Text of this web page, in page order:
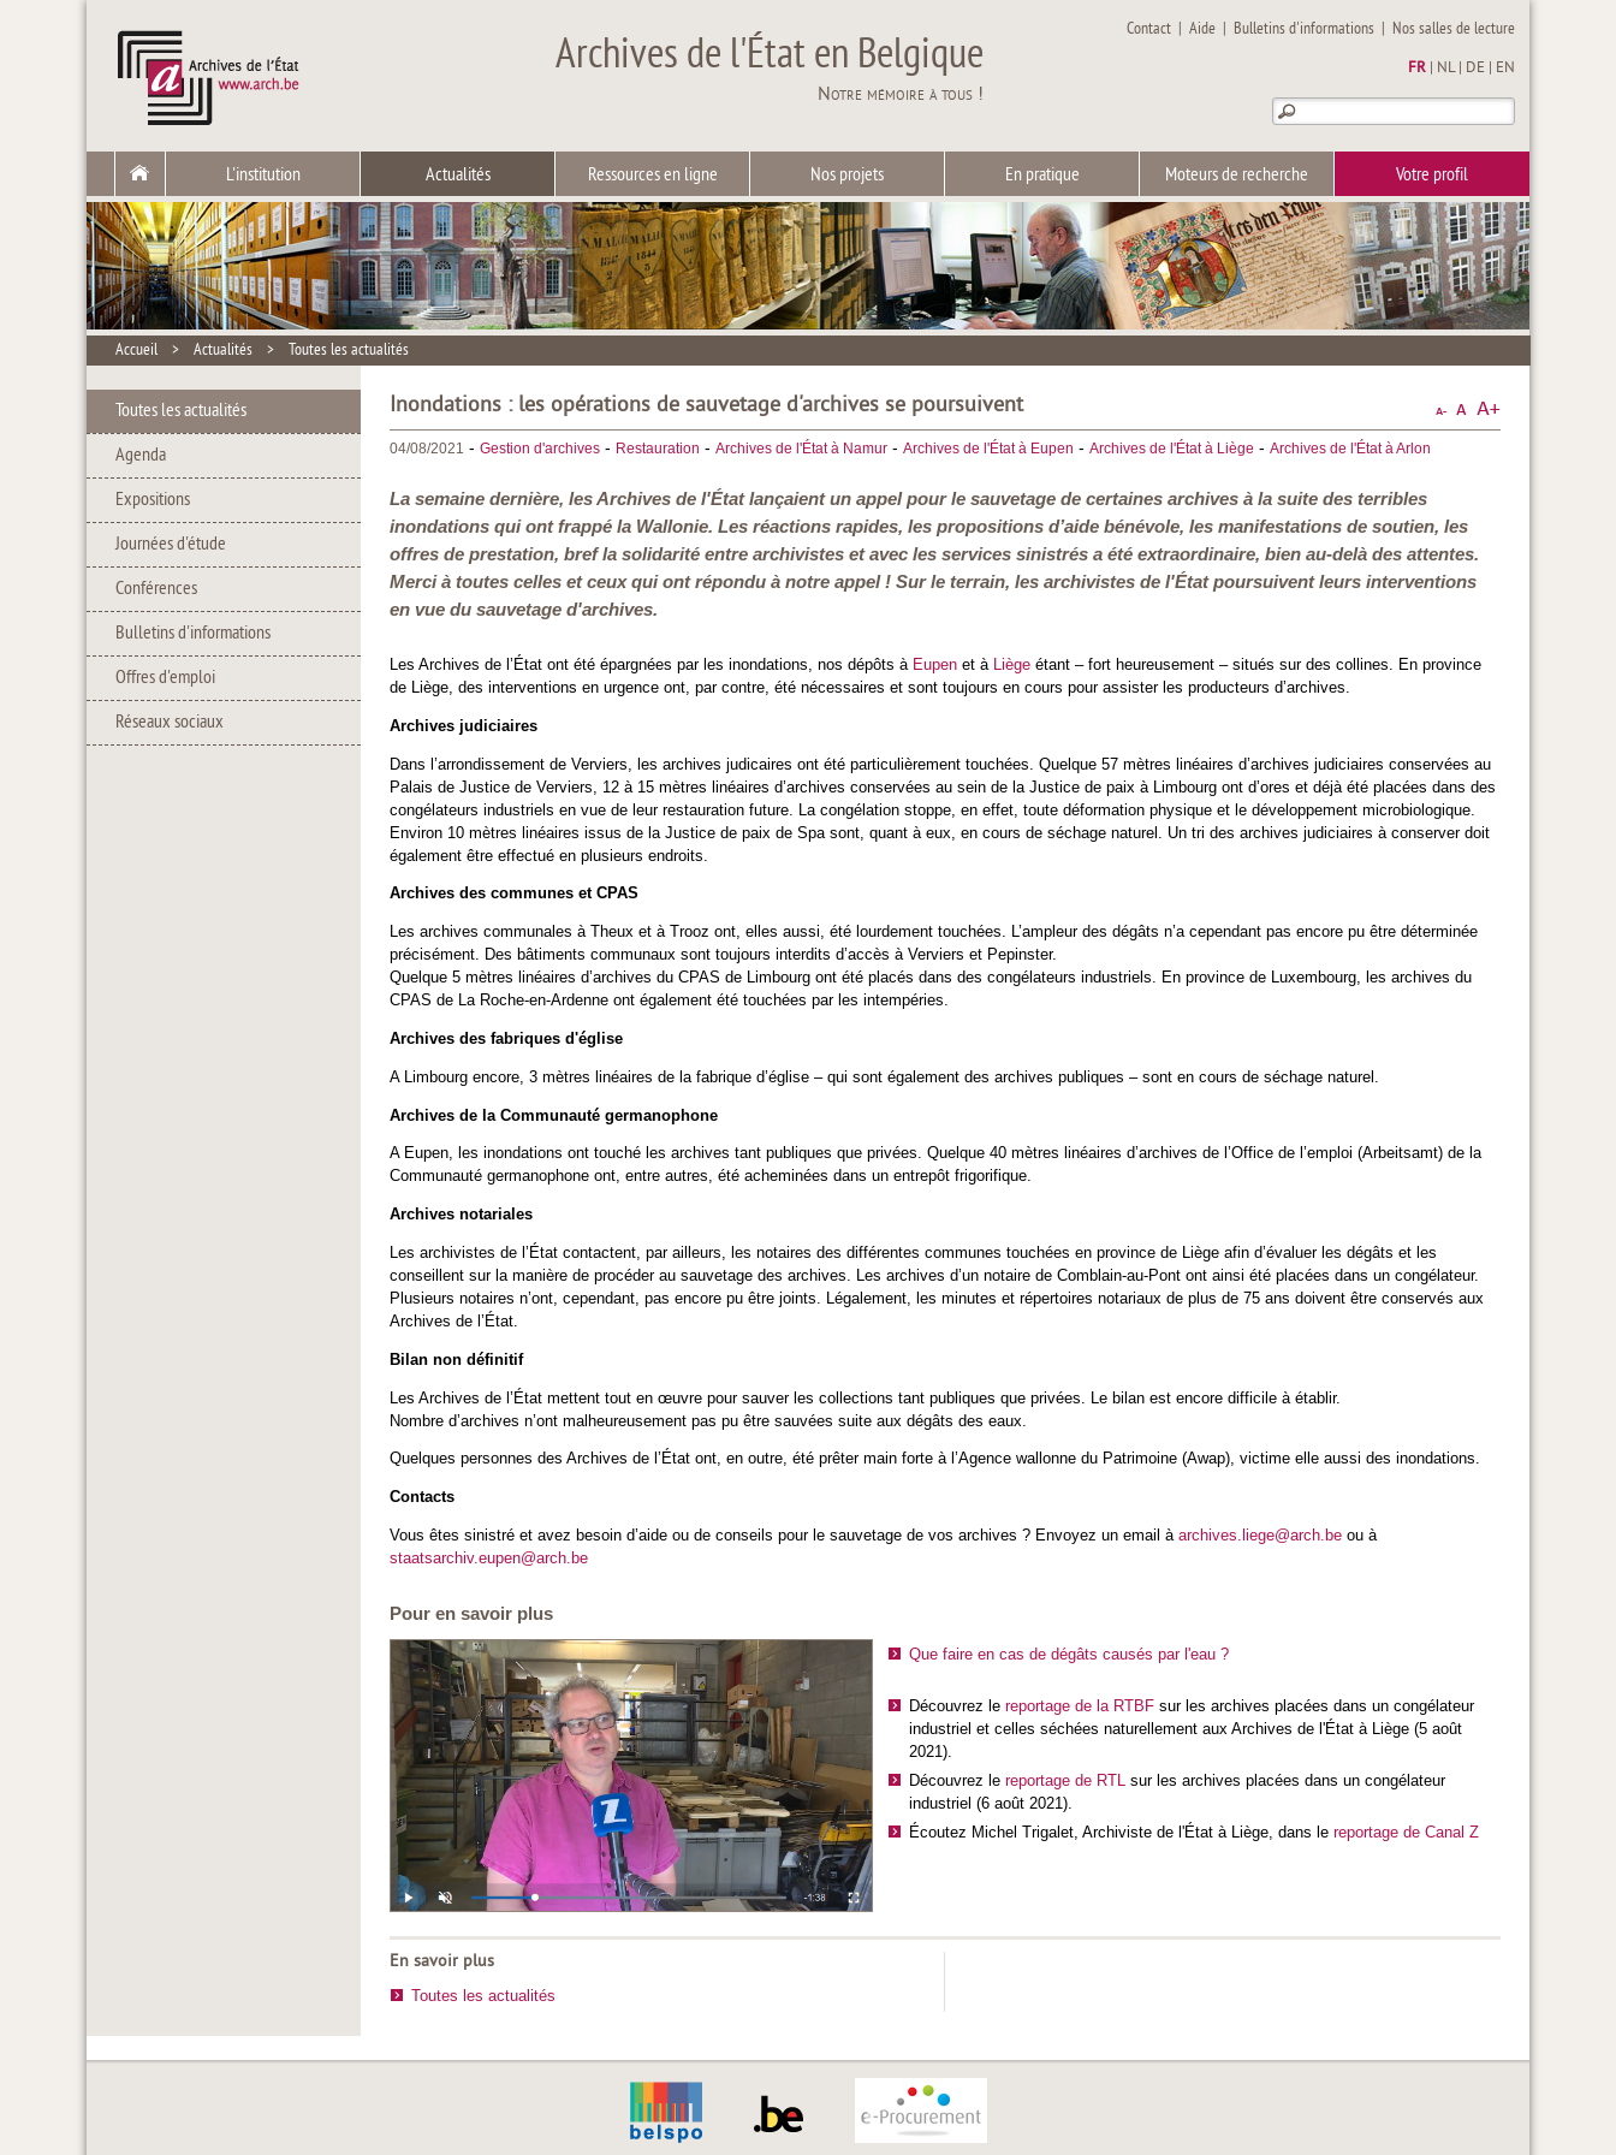
Archives de l'État en Belgique
Notre mémoire à tous !
Contact |Aide | Bulletins d'informations | Nos salles de lecture
FR NL| DE EN
L'institution Actualités Ressources en ligne Nos projets En pratique Moteurs de recherche Votre profil
Accueil > Actualités > Toutes les actualités
Toutes les actualités
Agenda
Expositions
Journées d'étude
Conférences
Bulletins d'informations
Offres d'emploi
Réseaux sociaux
Inondations : les opérations de sauvetage d'archives se poursuivent
04/08/2021 - Gestion d'archives - Restauration - Archives de l'État à Namur - Archives de l'État à Eupen - Archives de l'État à Liège - Archives de l'État à Arlon
La semaine dernière, les Archives de l'État lançaient un appel pour le sauvetage de certaines archives à la suite des terribles
inondations qui ont frappé la Wallonie. Les réactions rapides, les propositions d’aide bénévole, les manifestations de soutien, les
offres de prestation, bref la solidarité entre archivistes et avec les services sinistrés a été extraordinaire, bien au-delà des attentes.
Merci à toutes celles et ceux qui ont répondu à notre appel ! Sur le terrain, les archivistes de l'État poursuivent leurs interventions
en vue du sauvetage d'archives.
Les Archives de l’État ont été épargnées par les inondations, nos dépôts à Eupen et à Liège étant – fort heureusement – situés sur des collines. En province
de Liège, des interventions en urgence ont, par contre, été nécessaires et sont toujours en cours pour assister les producteurs d’archives.
Archives judiciaires
Dans l’arrondissement de Verviers, les archives judicaires ont été particulièrement touchées. Quelque 57 mètres linéaires d’archives judiciaires conservées au
Palais de Justice de Verviers, 12 à 15 mètres linéaires d’archives conservées au sein de la Justice de paix à Limbourg ont d’ores et déjà été placées dans des
congélateurs industriels en vue de leur restauration future. La congélation stoppe, en effet, toute déformation physique et le développement microbiologique.
Environ 10 mètres linéaires issus de la Justice de paix de Spa sont, quant à eux, en cours de séchage naturel. Un tri des archives judiciaires à conserver doit
également être effectué en plusieurs endroits.
Archives des communes et CPAS
Les archives communales à Theux et à Trooz ont, elles aussi, été lourdement touchées. L’ampleur des dégâts n’a cependant pas encore pu être déterminée
précisément. Des bâtiments communaux sont toujours interdits d’accès à Verviers et Pepinster.
Quelque 5 mètres linéaires d’archives du CPAS de Limbourg ont été placés dans des congélateurs industriels. En province de Luxembourg, les archives du
CPAS de La Roche-en-Ardenne ont également été touchées par les intempéries.
Archives des fabriques d'église
A Limbourg encore, 3 mètres linéaires de la fabrique d’église – qui sont également des archives publiques – sont en cours de séchage naturel.
Archives de la Communauté germanophone
A Eupen, les inondations ont touché les archives tant publiques que privées. Quelque 40 mètres linéaires d’archives de l’Office de l’emploi (Arbeitsamt) de la
Communauté germanophone ont, entre autres, été acheminées dans un entrepôt frigorifique.
Archives notariales
Les archivistes de l’État contactent, par ailleurs, les notaires des différentes communes touchées en province de Liège afin d’évaluer les dégâts et les
conseillent sur la manière de procéder au sauvetage des archives. Les archives d’un notaire de Comblain-au-Pont ont ainsi été placées dans un congélateur.
Plusieurs notaires n’ont, cependant, pas encore pu être joints. Légalement, les minutes et répertoires notariaux de plus de 75 ans doivent être conservés aux
Archives de l’État.
Bilan non définitif
Les Archives de l’État mettent tout en œuvre pour sauver les collections tant publiques que privées. Le bilan est encore difficile à établir.
Nombre d’archives n’ont malheureusement pas pu être sauvées suite aux dégâts des eaux.
Quelques personnes des Archives de l’État ont, en outre, été prêter main forte à l’Agence wallonne du Patrimoine (Awap), victime elle aussi des inondations.
Contacts
Vous êtes sinistré et avez besoin d’aide ou de conseils pour le sauvetage de vos archives ? Envoyez un email à archives.liege@arch.be ou à
staatsarchiv.eupen@arch.be
Pour en savoir plus
Que faire en cas de dégâts causés par l'eau ?
Découvrez le reportage de la RTBF sur les archives placées dans un congélateur
industriel et celles séchées naturellement aux Archives de l'État à Liège (5 août
2021).
Découvrez le reportage de RTL
sur les archives placées dans un congélateur
industriel (6 août 2021).
Écoutez Michel Trigalet, Archiviste de l'État à Liège, dans le reportage de Canal Z
En savoir plus
Toutes les actualités